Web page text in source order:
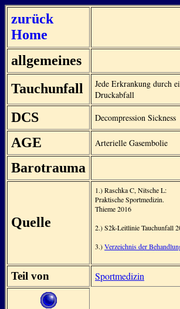
zurück
Home
allgemeines
Tauchunfall
Jede Erkrankung durch
Druckabfall
DCS Decompression Sickness
AGE Arterielle Gasembolie
Barotrauma
Quelle
1.) Raschka C, Nitsche L:
Praktische Sportmedizin.
Thieme 2016
2.) S2k-Leitlinie Tauchunfall
3.)Verzeichnis der
Teil von Sportmedizin